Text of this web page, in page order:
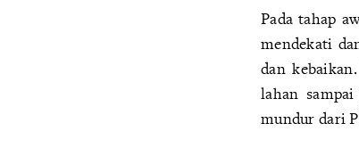
Pada tahap
mendekati
dan
lahan
mundur dari